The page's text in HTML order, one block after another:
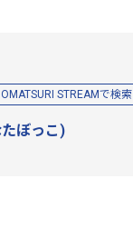
OMATSURI STREAMで検索
ぼっこ)